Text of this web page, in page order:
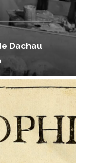
Dachau